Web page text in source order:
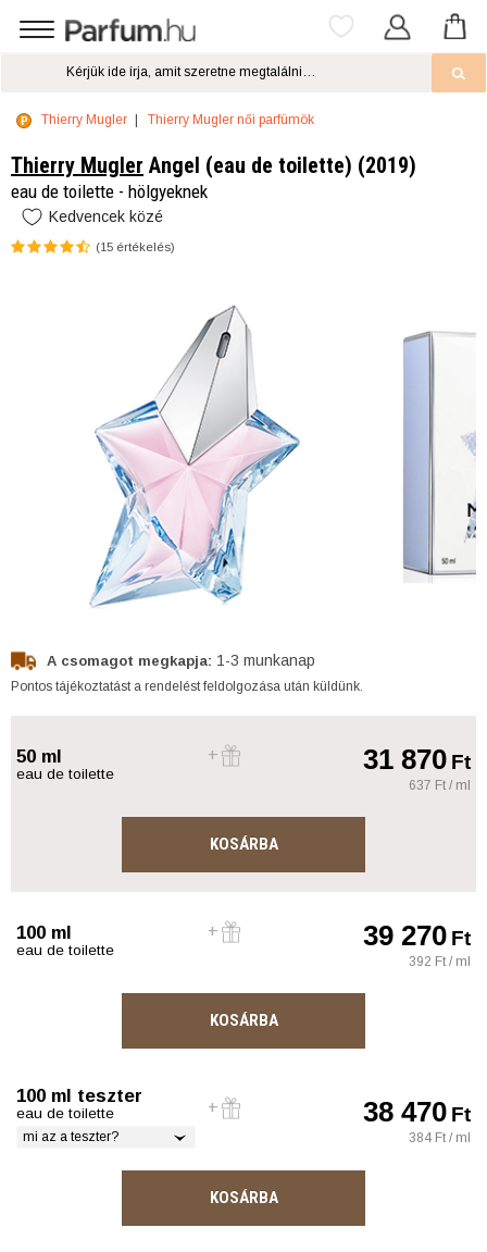
Thierry Mugler Thierry Mugler női parfümök
Thierry Mugler Angel (eau de toilette) (2019)
eau de toilette - hölgyeknek
Kedvencek közé
(15 értékelés)
A csomagot megkapja: 1-3 munkanap
Pontos tájékoztatást a rendelést feldolgozása után küldünk.
50 ml
eau de toilette 31 870Ft
637 Ft / ml
KOSÁRBA
100 ml
eau de toilette 39 270Ft
392 Ft / ml
KOSÁRBA
100 ml teszter
eau de toilette
mi az a teszter?
38 470Ft
384 Ft / ml
KOSÁRBA